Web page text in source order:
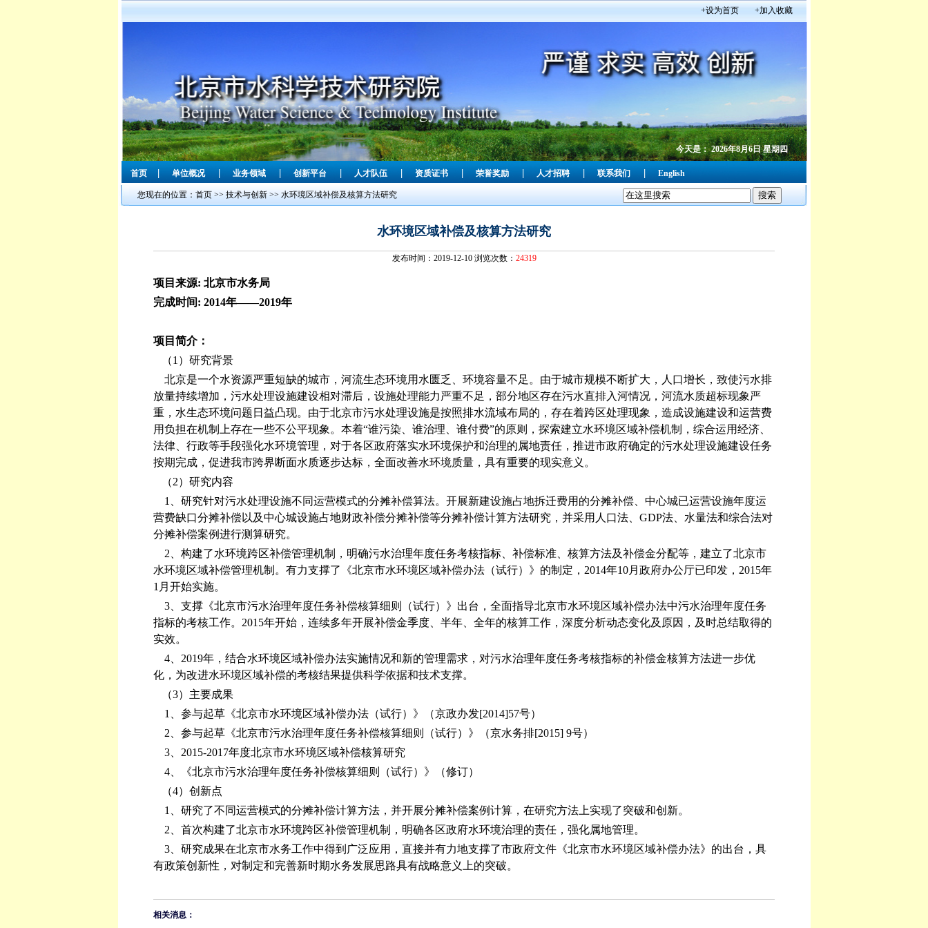
今天是： 2026年8月6日 星期四
+设为首页 +加入收藏
首页 | 单位概况 | 业务领域 | 创新平台 | 人才队伍 | 资质证书 | 荣誉奖励 | 人才招聘 | 联系我们 | English
您现在的位置： 首页>> 技术与创新>> 水环境区域补偿及核算方法研究
水环境区域补偿及核算方法研究
发布时间：2019-12-10 浏览次数： 24319
项目来源: 北京市水务局
完成时间: 2014年——2019年
项目简介：
（1）研究背景
北京是一个水资源严重短缺的城市，河流生态环境用水匮乏、环境容量不足。由于城市规模不断扩大，人口增长，致使污水排
放量持续增加，污水处理设施建设相对滞后，设施处理能力严重不足，部分地区存在污水直排入河情况，河流水质超标现象严
重，水生态环境问题日益凸现。由于北京市污水处理设施是按照排水流域布局的，存在着跨区处理现象，造成设施建设和运营费
用负担在机制上存在一些不公平现象。本着“谁污染、谁治理、谁付费”的原则，探索建立水环境区域补偿机制，综合运用经济、
法律、行政等手段强化水环境管理，对于各区政府落实水环境保护和治理的属地责任，推进市政府确定的污水处理设施建设任务
按期完成，促进我市跨界断面水质逐步达标，全面改善水环境质量，具有重要的现实意义。
（2）研究内容
1、研究针对污水处理设施不同运营模式的分摊补偿算法。开展新建设施占地拆迁费用的分摊补偿、中心城已运营设施年度运
营费缺口分摊补偿以及中心城设施占地财政补偿分摊补偿等分摊补偿计算方法研究，并采用人口法、GDP法、水量法和综合法对
分摊补偿案例进行测算研究。
2、构建了水环境跨区补偿管理机制，明确污水治理年度任务考核指标、补偿标准、核算方法及补偿金分配等，建立了北京市
水环境区域补偿管理机制。有力支撑了《北京市水环境区域补偿办法（试行）》的制定，2014年10月政府办公厅已印发，2015年
1月开始实施。
3、支撑《北京市污水治理年度任务补偿核算细则（试行）》出台，全面指导北京市水环境区域补偿办法中污水治理年度任务
指标的考核工作。2015年开始，连续多年开展补偿金季度、半年、全年的核算工作，深度分析动态变化及原因，及时总结取得的
实效。
4、2019年，结合水环境区域补偿办法实施情况和新的管理需求，对污水治理年度任务考核指标的补偿金核算方法进一步优
化，为改进水环境区域补偿的考核结果提供科学依据和技术支撑。
（3）主要成果
1、参与起草《北京市水环境区域补偿办法（试行）》（京政办发[2014]57号）
2、参与起草《北京市污水治理年度任务补偿核算细则（试行）》（京水务排[2015] 9号）
3、2015-2017年度北京市水环境区域补偿核算研究
4、《北京市污水治理年度任务补偿核算细则（试行）》（修订）
（4）创新点
1、研究了不同运营模式的分摊补偿计算方法，并开展分摊补偿案例计算，在研究方法上实现了突破和创新。
2、首次构建了北京市水环境跨区补偿管理机制，明确各区政府水环境治理的责任，强化属地管理。
3、研究成果在北京市水务工作中得到广泛应用，直接并有力地支撑了市政府文件《北京市水环境区域补偿办法》的出台，具
有政策创新性，对制定和完善新时期水务发展思路具有战略意义上的突破。
相关消息：